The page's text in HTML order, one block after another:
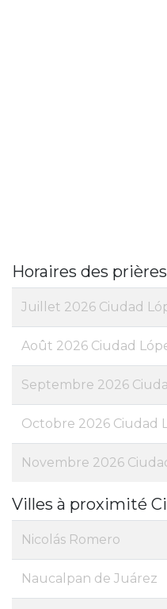
Horaires des
Juillet 2026 Ciudad
Août 2026 Ciudad
Septembre 2026
Octobre 2026 Ciudad
Novembre 2026
Villes à proximité
Nicolás Romero
Naucalpan de Juárez